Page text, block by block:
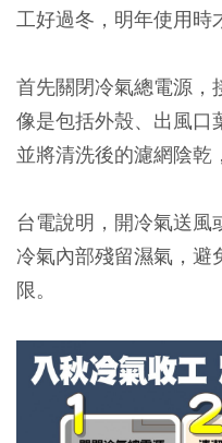
工好過冬，明年使用時
首先關閉冷氣總電源，
像是包括外殼、出風口
並將清洗後的濾網陰乾
台電說明，開冷氣送
冷氣內部殘留濕氣，避
限。